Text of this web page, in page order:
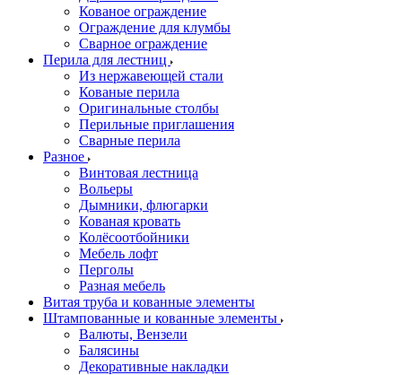
Кованое ограждение
Ограждение для клумбы
Сварное ограждение
Перила для лестниц
Из нержавеющей стали
Кованые перила
Оригинальные столбы
Перильные приглашения
Сварные перила
Разное
Винтовая лестница
Вольеры
Дымники, флюгарки
Кованая кровать
Колёсоотбойники
Мебель лофт
Перголы
Разная мебель
Витая труба и кованные элементы
Штампованные и кованные элементы
Валюты, Вензели
Балясины
Декоративные накладки